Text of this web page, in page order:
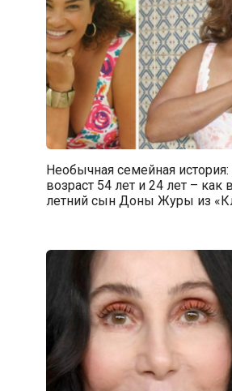
Необычная семейная история:
возраст 54 лет и 24 лет – как
летний сын Доны Журы из